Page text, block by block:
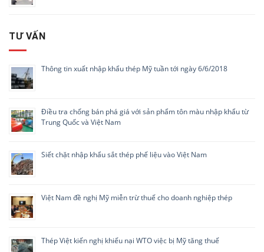
TƯ VẤN
Thông tin xuất nhập khẩu thép Mỹ tuần tới ngày 6/6/2018
Điều tra chống bán phá giá với sản phẩm tôn màu nhập khẩu từ
Trung Quốc và Việt Nam
Siết chặt nhập khẩu sắt thép phế liệu vào Việt Nam
Việt Nam đề nghị Mỹ miễn trừ thuế cho doanh nghiệp thép
Thép Việt kiến nghị khiếu nại WTO việc bị Mỹ tăng thuế